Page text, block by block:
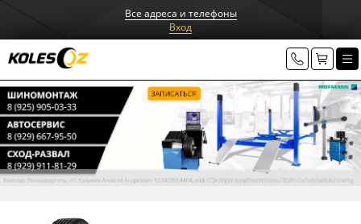
Все адреса и телефоны
Вход